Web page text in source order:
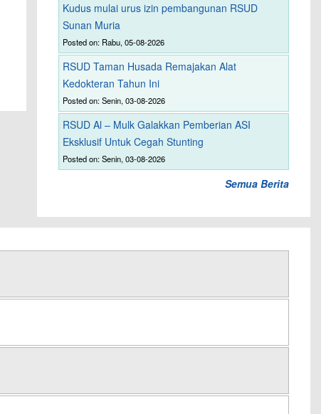
Kudus mulai urus izin pembangunan RSUD
Sunan Muria
Posted on: Rabu, 05-08-2026
RSUD Taman Husada Remajakan Alat
Kedokteran Tahun Ini
Posted on: Senin, 03-08-2026
RSUD Al – Mulk Galakkan Pemberian ASI
Eksklusif Untuk Cegah Stunting
Posted on: Senin, 03-08-2026
Semua Berita